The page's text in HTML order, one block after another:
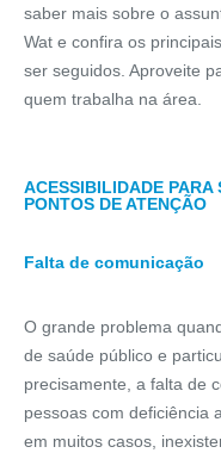
saber mais sobre o
Wat e confira os
ser seguidos. Aproveite
quem trabalha na área.
ACESSIBILIDADE PARA
PONTOS DE ATENÇÃO
Falta de comunicação
O grande problema
de saúde público e
precisamente, a falta de
pessoas com deficiência
em muitos casos,